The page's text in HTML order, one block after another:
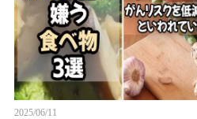
2025/06/11